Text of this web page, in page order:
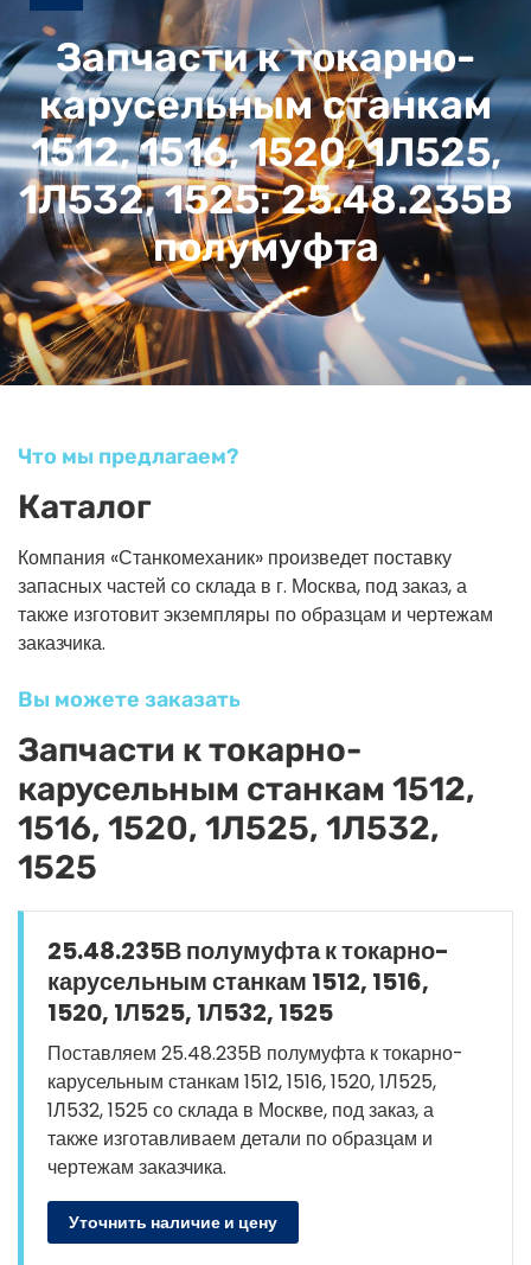
Запчасти к токарно-
карусельным станкам
1512, 1516, 1520, 1Л525,
1Л532, 1525: 25.48.235В
полумуфта
Что мы предлагаем?
Каталог
Компания «Станкомеханик» произведет поставку
запасных частей со склада в г. Москва, под заказ, а
также изготовит экземпляры по образцам и чертежам
заказчика.
Вы можете заказать
Запчасти к токарно-
карусельным станкам 1512,
1516, 1520, 1Л525, 1Л532,
1525
25.48.235В полумуфта к токарно-
карусельным станкам 1512, 1516,
1520, 1Л525, 1Л532, 1525
Поставляем 25.48.235В полумуфта к токарно-
карусельным станкам 1512, 1516, 1520, 1Л525,
1Л532, 1525 со склада в Москве, под заказ, а
также изготавливаем детали по образцам и
чертежам заказчика.
Уточнить наличие и цену